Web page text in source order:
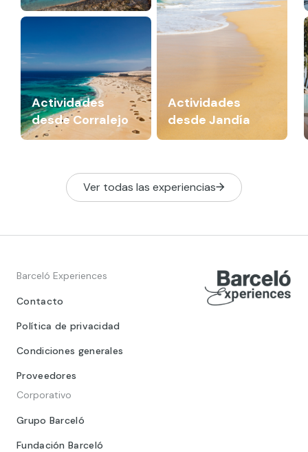
Actividades
desde Jandía
Actividades
desde Corralejo
Ver todas las experiencias
Barceló Experiences
Contacto
Política de privacidad
Condiciones generales
Proveedores
Corporativo
Grupo Barceló
Fundación Barceló